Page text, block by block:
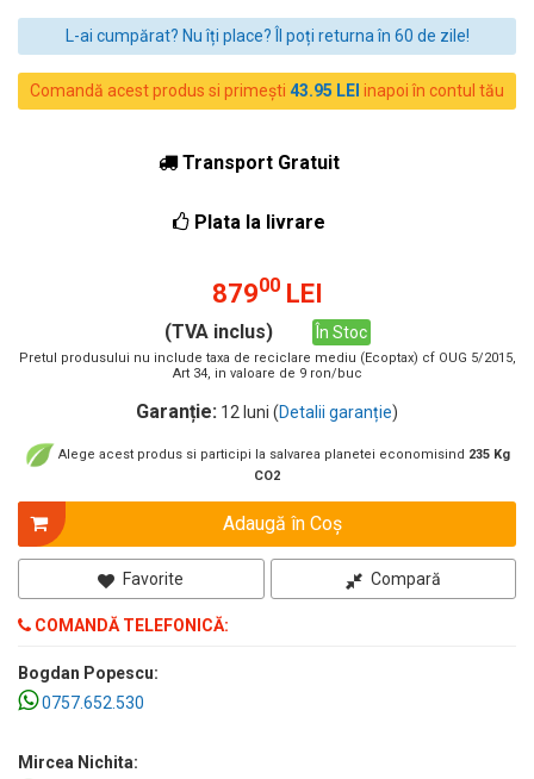
L-ai cumpărat? Nu îți place? Îl poți returna în 60 de zile!
Comandă acest produs si primești 43.95 LEI inapoi în contul tău
Transport Gratuit
Plata la livrare
87900LEI
(TVA inclus) În Stoc
Pretul produsului nu include taxa de reciclare mediu (Ecoptax) cf OUG 5/2015,
Art 34, in valoare de 9 ron/buc
Garanție: 12 luni (Detalii garanție)
Alege acest produs si participi la salvarea planetei economisind 235 Kg
CO2
Adaugă în Coş
Favorite Compară
COMANDĂ TELEFONICĂ:
Bogdan Popescu:
0757.652.530
Mircea Nichita: